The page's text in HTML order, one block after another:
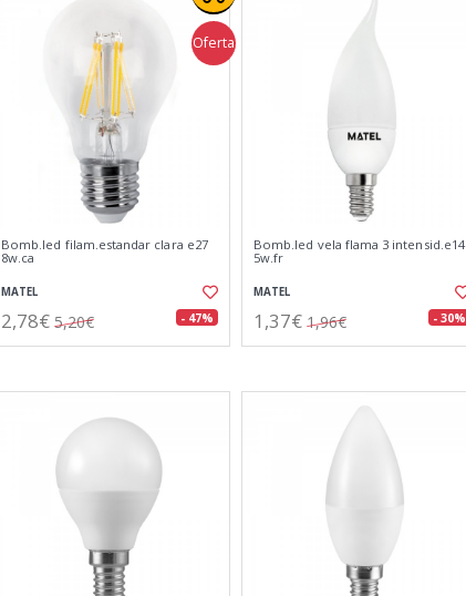
Oferta
Bomb.led filam.estandar clara e27
8w.ca
MATEL
2,78€ 5,20€ - 47%
Bomb.led vela flama 3 intensid.e14
5w.fr
MATEL
1,37€ 1,96€ - 30%